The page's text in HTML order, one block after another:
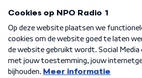
Algemene voorwaarden